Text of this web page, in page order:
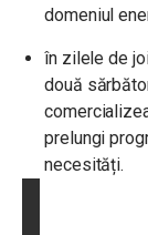
domeniul
în zilele de
două
prelungi
necesități.